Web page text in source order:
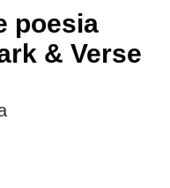
poesia
& Verse